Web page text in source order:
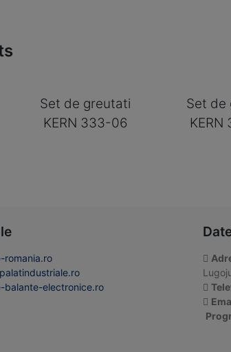
Set de greutati
KERN 333-06
Set de
romania.ro
balante-electronice.ro